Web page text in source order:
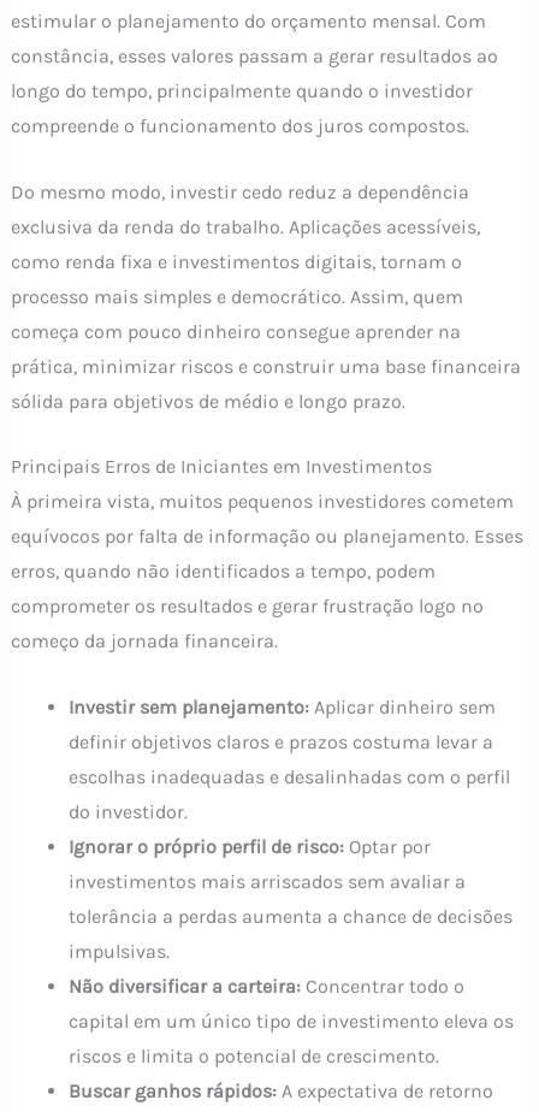
estimular o planejamento do orçamento mensal. Com
constância, esses valores passam a gerar resultados ao
longo do tempo, principalmente quando o investidor
compreende o funcionamento dos juros compostos.
Do mesmo modo, investir cedo reduz a dependência
exclusiva da renda do trabalho. Aplicações acessíveis,
como renda fixa e investimentos digitais, tornam o
processo mais simples e democrático. Assim, quem
começa com pouco dinheiro consegue aprender na
prática, minimizar riscos e construir uma base financeira
sólida para objetivos de médio e longo prazo.
Principais Erros de Iniciantes em Investimentos
À primeira vista, muitos pequenos investidores cometem
equívocos por falta de informação ou planejamento. Esses
erros, quando não identificados a tempo, podem
comprometer os resultados e gerar frustração logo no
começo da jornada financeira.
Investir sem planejamento:Aplicar dinheiro sem
definir objetivos claros e prazos costuma levar a
escolhas inadequadas e desalinhadas com o perfil
do investidor.
Ignorar o próprio perfil de risco:Optar por
investimentos mais arriscados sem avaliar a
tolerância a perdas aumenta a chance de decisões
impulsivas.
Não diversificar a carteira:Concentrar todo o
capital em um único tipo de investimento eleva os
riscos e limita o potencial de crescimento.
Buscar ganhos rápidos:A expectativa de retorno